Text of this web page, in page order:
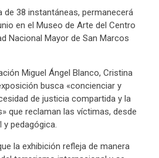
38 instantáneas, permanecerá
en el Museo de Arte del Centro
Nacional Mayor de San Marcos
Miguel Ángel Blanco, Cristina
busca «concienciar y
de justicia compartida y la
que reclaman las víctimas, desde
y pedagógica.
la exhibición refleja de manera